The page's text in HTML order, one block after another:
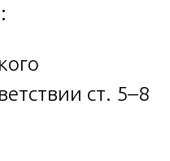
ст. 5–8